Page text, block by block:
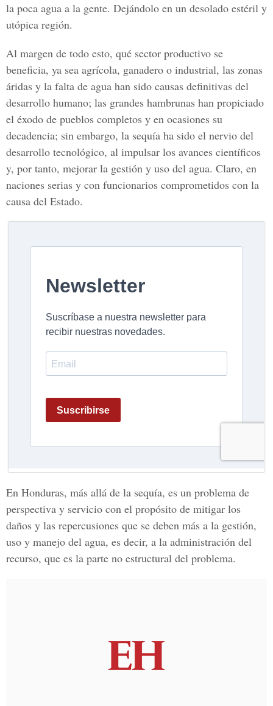
la poca agua a la gente. Dejándolo en un desolado estéril y
utópica región.
Al margen de todo esto, qué sector productivo se
beneficia, ya sea agrícola, ganadero o industrial, las zonas
áridas y la falta de agua han sido causas definitivas del
desarrollo humano; las grandes hambrunas han propiciado
el éxodo de pueblos completos y en ocasiones su
decadencia; sin embargo, la sequía ha sido el nervio del
desarrollo tecnológico, al impulsar los avances científicos
y, por tanto, mejorar la gestión y uso del agua. Claro, en
naciones serias y con funcionarios comprometidos con la
causa del Estado.
En Honduras, más allá de la sequía, es un problema de
perspectiva y servicio con el propósito de mitigar los
daños y las repercusiones que se deben más a la gestión,
uso y manejo del agua, es decir, a la administración del
recurso, que es la parte no estructural del problema.